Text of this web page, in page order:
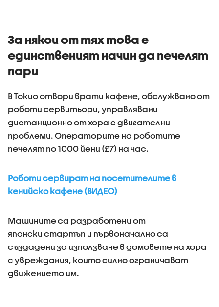
За някои от тях това е
единственият начин да печелят
пари
В Токио отвори врати кафене, обслужвано от
роботи сервитьори, управлявани
дистанционно от хора с двигателни
проблеми. Операторите на роботите
печелят по 1000 йени (£7) на час.
Роботи сервират на посетителите в
кенийско кафене (ВИДЕО)
Машините са разработени от
японски стартъп и първоначално са
създадени за използване в домовете на хора
с увреждания, които силно ограничават
движението им.